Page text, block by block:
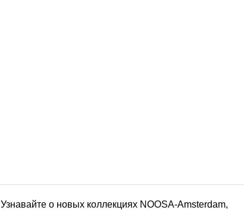
Узнавайте о новых коллекциях NOOSA-Amsterdam,